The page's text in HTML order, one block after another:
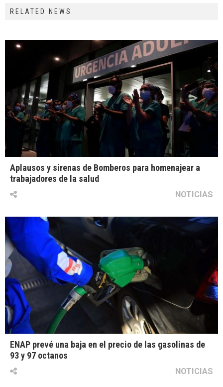
RELATED NEWS
Aplausos y sirenas de Bomberos para homenajear a
trabajadores de la salud
NOTICIAS
ENAP prevé una baja en el precio de las gasolinas de
93 y 97 octanos
NOTICIAS